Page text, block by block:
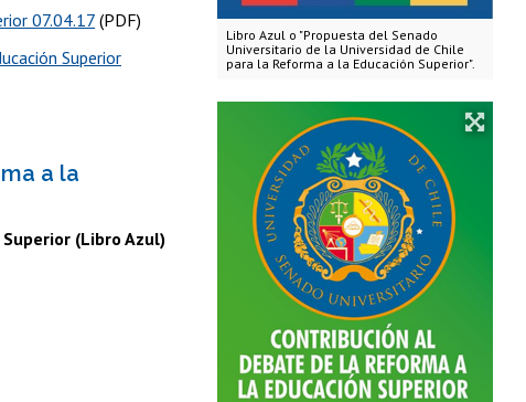
Libro Azul o "Propuesta del Senado
Universitario de la Universidad de Chile
para la Reforma a la Educación Superior".
07.04.17 (PDF)
Superior
a la
(Libro Azul)